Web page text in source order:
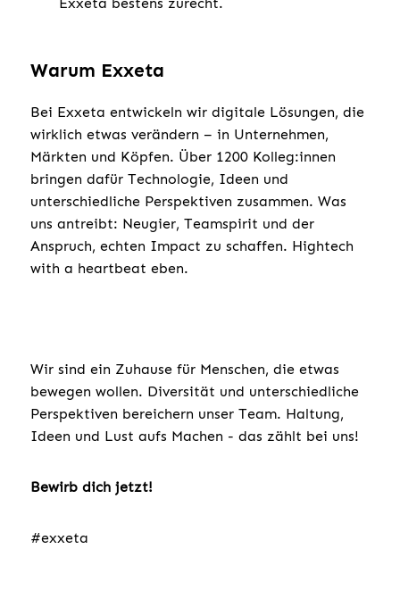
Exxeta bestens zurecht.
Warum Exxeta
Bei Exxeta entwickeln wir digitale Lösungen, die
wirklich etwas verändern – in Unternehmen,
Märkten und Köpfen. Über 1200 Kolleg:innen
bringen dafür Technologie, Ideen und
unterschiedliche Perspektiven zusammen. Was
uns antreibt: Neugier, Teamspirit und der
Anspruch, echten Impact zu schaffen. Hightech
with a heartbeat eben.
Wir sind ein Zuhause für Menschen, die etwas
bewegen wollen. Diversität und unterschiedliche
Perspektiven bereichern unser Team. Haltung,
Ideen und Lust aufs Machen - das zählt bei uns!
Bewirb dich jetzt!
#exxeta